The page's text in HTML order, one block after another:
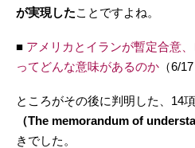
が実現したことですよね。
■ アメリカとイランが暫定合意
ってどんな意味があるのか （6/
ところがその後に判明した、14
（The memorandum of
きでした。